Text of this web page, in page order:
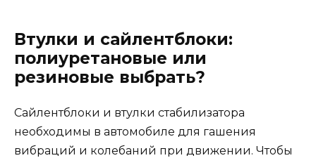
Втулки и сайлентблоки:
полиуретановые или
резиновые выбрать?
Сайлентблоки и втулки стабилизатора
необходимы в автомобиле для гашения
вибраций и колебаний при движении. Чтобы